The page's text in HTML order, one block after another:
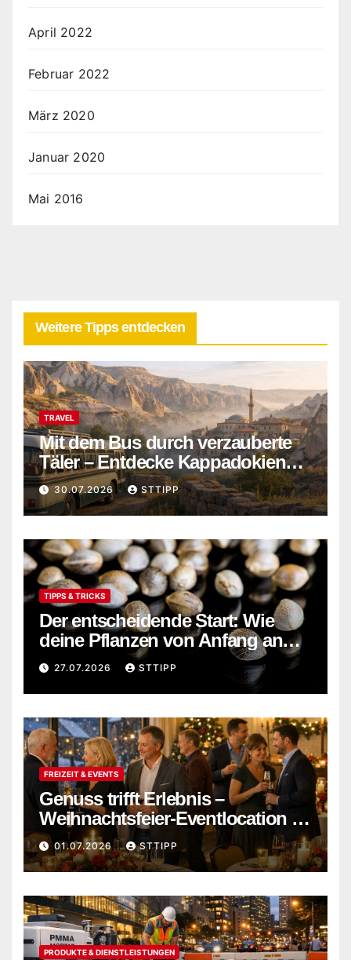
April 2022
Februar 2022
März 2020
Januar 2020
Mai 2016
Weitere Tipps entdecken
TRAVEL
Mit dem Bus durch verzauberte
Täler – Entdecke Kappadokiens
verborgene Wunder abseits der
Touristenpfade
30.07.2026 STTIPP
TIPPS & TRICKS
Der entscheidende Start: Wie
deine Pflanzen von Anfang an
stark wachsen
27.07.2026 STTIPP
FREIZEIT & EVENTS
Genuss trifft Erlebnis –
Weihnachtsfeier-Eventlocation in
Flensburg buchen
01.07.2026 STTIPP
PRODUKTE & DIENSTLEISTUNGEN